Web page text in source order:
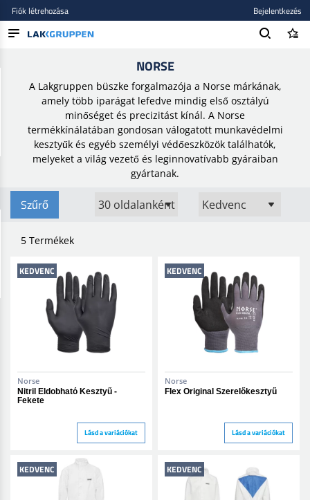
MÁRKÁK
ÚJ BEKERÜLT
Fiók létrehozása Bejelentkezés
NORSE
A Lakgruppen büszke forgalmazója a Norse márkának,
amely több iparágat lefedve mindig első osztályú
minőséget és precizitást kínál. A Norse
termékkínálatában gondosan válogatott munkavédelmi
kesztyűk és egyéb személyi védőeszközök találhatók,
melyeket a világ vezető és leginnovatívabb gyáraiban
gyártanak.
Szűrő
5 Termékek
KEDVENC
Norse
Nitril Eldobható Kesztyű -
Fekete
Lásd a variációkat
KEDVENC
Norse
Flex Original Szerelőkesztyű
Lásd a variációkat
KEDVENC KEDVENC